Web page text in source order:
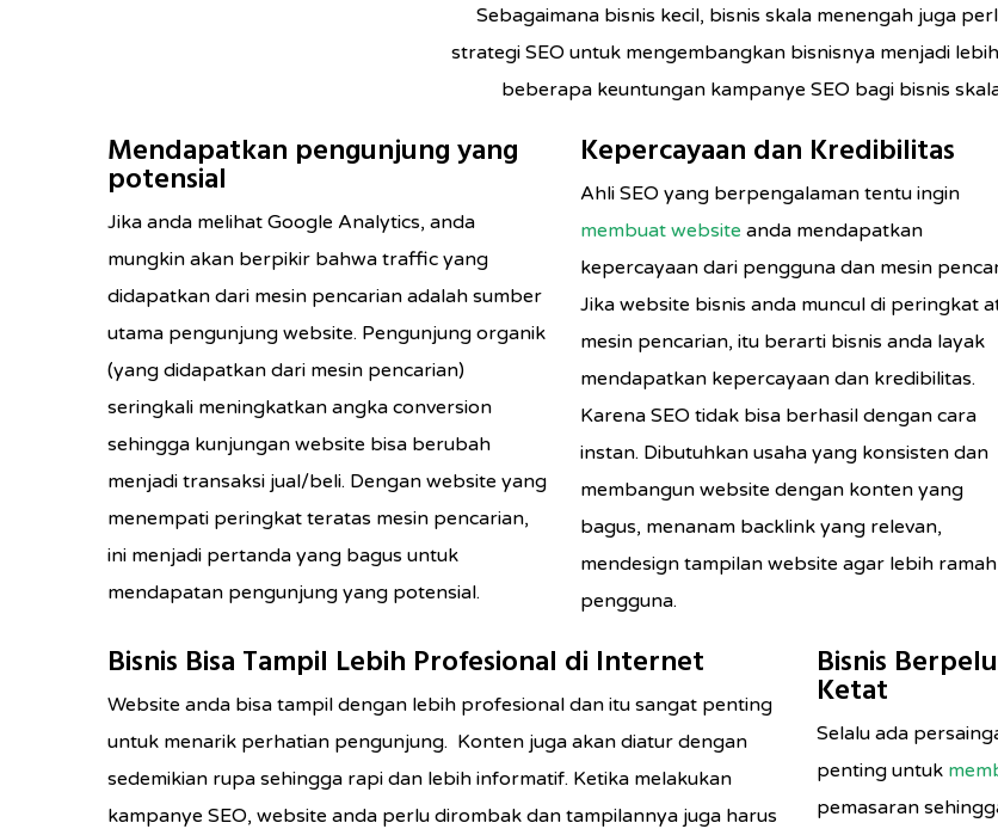
Sebagaimana bisnis kecil, bisnis skala menengah juga
strategi SEO untuk mengembangkan bisnisnya menjadi
beberapa keuntungan kampanye SEO bagi bisnis
Mendapatkan pengunjung yang
potensial
Jika anda melihat Google Analytics, anda
mungkin akan berpikir bahwa traffic yang
didapatkan dari mesin pencarian adalah sumber
utama pengunjung website. Pengunjung organik
(yang didapatkan dari mesin pencarian)
seringkali meningkatkan angka conversion
sehingga kunjungan website bisa berubah
menjadi transaksi jual/beli. Dengan website yang
menempati peringkat teratas mesin pencarian,
ini menjadi pertanda yang bagus untuk
mendapatan pengunjung yang potensial.
Kepercayaan dan Kredibilitas
Ahli SEO yang berpengalaman tentu ingin
membuat website anda mendapatkan
kepercayaan dari pengguna dan mesin
Jika website bisnis anda muncul di peringkat
mesin pencarian, itu berarti bisnis anda layak
mendapatkan kepercayaan dan kredibilitas.
Karena SEO tidak bisa berhasil dengan cara
instan. Dibutuhkan usaha yang konsisten dan
membangun website dengan konten yang
bagus, menanam backlink yang relevan,
mendesign tampilan website agar lebih ramah
pengguna.
Bisnis Bisa Tampil Lebih Profesional di Internet
Website anda bisa tampil dengan lebih profesional dan itu sangat penting
untuk menarik perhatian pengunjung. Konten juga akan diatur dengan
sedemikian rupa sehingga rapi dan lebih informatif. Ketika melakukan
kampanye SEO, website anda perlu dirombak dan tampilannya juga harus
Bisnis
Ketat
Selalu ada
penting untuk
pemasaran